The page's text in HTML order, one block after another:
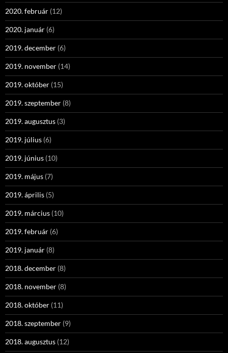
2020. február (12)
2020. január (6)
2019. december (6)
2019. november (14)
2019. október (15)
2019. szeptember (8)
2019. augusztus (3)
2019. július (6)
2019. június (10)
2019. május (7)
2019. április (5)
2019. március (10)
2019. február (6)
2019. január (8)
2018. december (8)
2018. november (8)
2018. október (11)
2018. szeptember (9)
2018. augusztus (12)